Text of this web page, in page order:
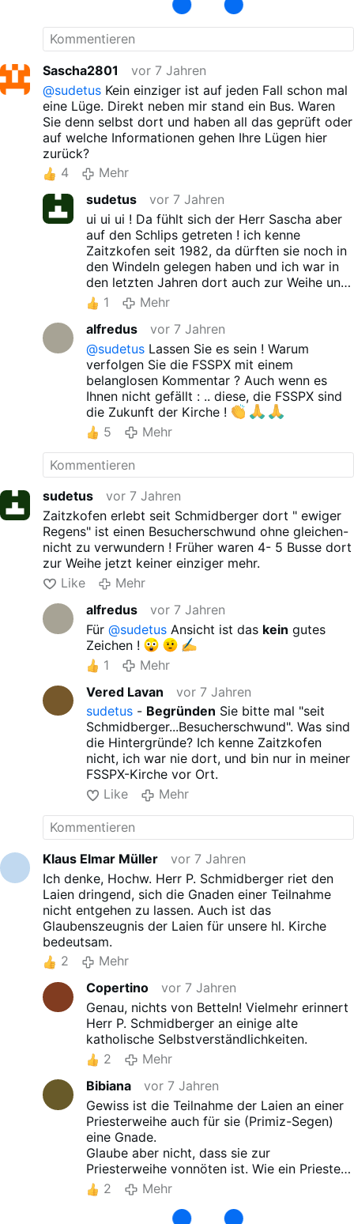
Sascha2801
vor 7 Jahren
@sudetus Kein einziger ist auf jeden Fall schon mal
eine Lüge. Direkt neben mir stand ein Bus. Waren
Sie denn selbst dort und haben all das geprüft oder
auf welche Informationen gehen Ihre Lügen hier
zurück?
4
Mehr
sudetus
vor 7 Jahren
ui ui ui ! Da fühlt sich der Herr Sascha aber
auf den Schlips getreten ! ich kenne
Zaitzkofen seit 1982, da dürften sie noch in
den Windeln gelegen haben und ich war in
den letzten Jahren dort auch zur Weihe und
habe nie einen Bus dort gesehen ! Mag sein
das heure mal wieder einer da war, früher
waren es 5-6, davon st man heute weit
entfernt. Es ist ja schön das sie so viel
Wahrheit in sich haben und andere als
Lügner bezeichnen- mich kratzt das nicht im
geringsten !
1
Mehr
alfredus
vor 7 Jahren
@sudetusLassen Sie es sein ! Warum
verfolgen Sie die FSSPX mit einem
belanglosen Kommentar ? Auch wenn es
Ihnen nicht gefällt : .. diese, die FSSPX sind
die Zukunft der Kirche !
5
Mehr
sudetus
vor 7 Jahren
Zaitzkofen erlebt seit Schmidberger dort " ewiger
Regens" ist einen Besucherschwund ohne gleichen-
nicht zu verwundern ! Früher waren 4- 5 Busse dort
zur Weihe jetzt keiner einziger mehr.
Like
Mehr
alfredus
vor 7 Jahren
Für @sudetusAnsicht ist das kein gutes
Zeichen !
1
Mehr
Vered Lavan
vor 7 Jahren
sudetus- Begründen Sie bitte mal "seit
Schmidberger...Besucherschwund". Was sind
die Hintergründe? Ich kenne Zaitzkofen
nicht, ich war nie dort, und bin nur in meiner
FSSPX-Kirche vor Ort.
Like
Mehr
Klaus Elmar Müller
vor 7 Jahren
Ich denke, Hochw. Herr P. Schmidberger riet den
Laien dringend, sich die Gnaden einer Teilnahme
nicht entgehen zu lassen. Auch ist das
Glaubenszeugnis der Laien für unsere hl. Kirche
bedeutsam.
2
Mehr
Copertino
vor 7 Jahren
Genau, nichts von Betteln! Vielmehr erinnert
Herr P. Schmidberger an einige alte
katholische Selbstverständlichkeiten.
2
Mehr
Bibiana
vor 7 Jahren
Gewiss ist die Teilnahme der Laien an einer
Priesterweihe auch für sie (Primiz-Segen)
eine Gnade.
Glaube aber nicht, dass sie zur
Priesterweihe vonnöten ist. Wie ein Priester
zur Feier des heiligen Messopfers auch
der Laien bedarf. Priester - Messe, welch
grosses Geheimnis.
2 Mehr